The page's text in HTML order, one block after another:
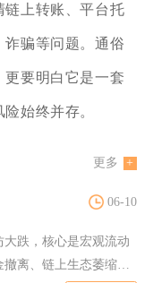
链上转账、平台托
骗等问题。通俗
要明白它是一套
始终并存。
更多
06-10
大跌，核心是宏观流动
离、链上生态萎缩、